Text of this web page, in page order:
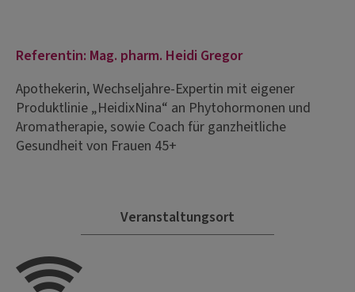
Referentin: Mag. pharm. Heidi Gregor
Apothekerin, Wechseljahre-Expertin mit eigener
Produktlinie „HeidixNina“ an Phytohormonen und
Aromatherapie, sowie Coach für ganzheitliche
Gesundheit von Frauen 45+
Veranstaltungsort